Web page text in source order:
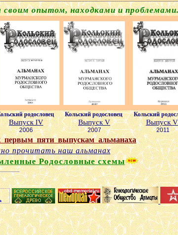
опытом, находками и
родословец
Выпуск IV
2006
Кольский родословец
ВыпускV
2007
Кольский
Выпуск
2011
первым пяти выпускам альманаха
прочитать наш альманах
Родословныесхемы